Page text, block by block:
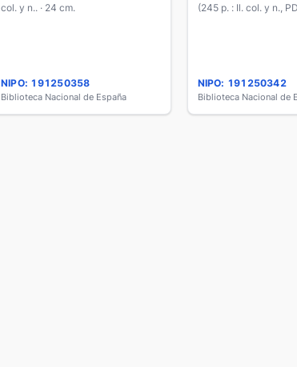
col. y n.. · 24 cm.
NIPO: 191250358
Biblioteca Nacional de España
(245 p. : Il. col. y n.,
NIPO: 191250342
Biblioteca Nacional de